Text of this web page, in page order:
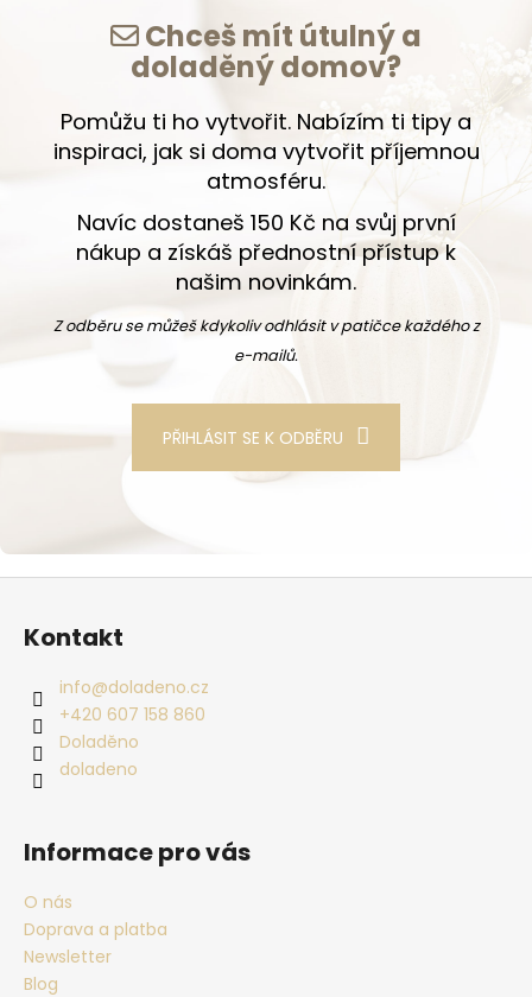
Chceš mít útulný a
doladěný domov?
Pomůžu ti ho vytvořit. Nabízím ti tipy a
inspiraci, jak si doma vytvořit příjemnou
atmosféru.
Navíc dostaneš 150 Kč na svůj první
nákup a získáš přednostní přístup k
našim novinkám.
Z odběru se můžeš kdykoliv odhlásit v patičce každého z
e-mailů.
PŘIHLÁSIT SE K ODBĚRU
Zápatí
Kontakt
info@doladeno.cz
+420 607 158 860
Doladěno
doladeno
Informace pro vás
O nás
Doprava a platba
Newsletter
Blog